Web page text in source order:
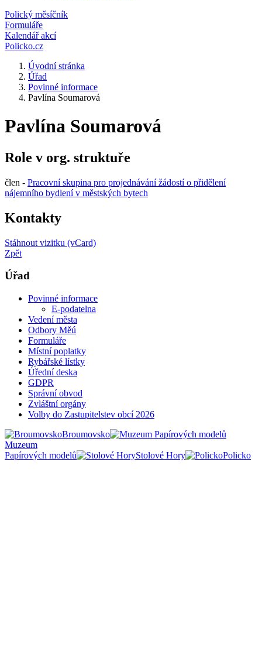
Polický měsíčník
Formuláře
Kalendář akcí
Policko.cz
Úvodní stránka
Úřad
Povinné informace
Pavlína Soumarová
Pavlína Soumarová
Role v org. struktuře
člen - Pracovní skupina pro projednávání žádostí o přidělení
nájemního bydlení v městských bytech
Kontakty
Stáhnout vizitku (vCard)
Zpět
Úřad
Povinné informace
E-podatelna
Vedení města
Odbory Měú
Formuláře
Místní poplatky
Rybářské lístky
Úřední deska
GDPR
Správní obvod
Zvláštní orgány
Volby do Zastupitelstev obcí 2026
Broumovsko
Muzeum
Papírových modelů
Stolové Hory Policko